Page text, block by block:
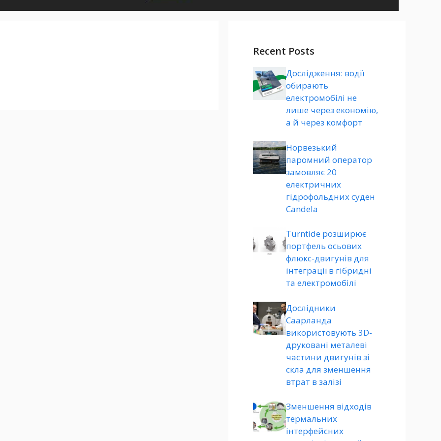
Recent Posts
Дослідження: водії
обирають
електромобілі не
лише через економію,
а й через комфорт
Норвезький
паромний оператор
замовляє 20
електричних
гідрофольдних суден
Candela
Turntide розширює
портфель осьових
флюкс-двигунів для
інтеграції в гібридні
та електромобілі
Дослідники
Саарланда
використовують 3D-
друковані металеві
частини двигунів зі
скла для зменшення
втрат в залізі
Зменшення відходів
термальних
інтерфейсних